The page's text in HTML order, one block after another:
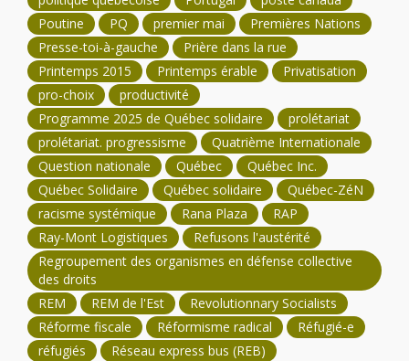
Poutine
PQ premier mai
Premières Nations
Presse-toi-à-gauche
Prière dans la rue
Printemps 2015
Printemps érable
Privatisation
pro-choix
productivité
Programme 2025 de Québec solidaire
prolétariat
prolétariat. progressisme
Quatrième Internationale
Question nationale
Québec
Québec Inc.
Québec Solidaire
Québec solidaire
Québec-ZéN
racisme systémique
Rana Plaza
RAP
Ray-Mont Logistiques
Refusons l'austérité
Regroupement des organismes en défense collective
des droits
REM
REM de l'Est
Revolutionnary Socialists
Réforme fiscale
Réformisme radical
Réfugié-e
réfugiés
Réseau express bus (REB)